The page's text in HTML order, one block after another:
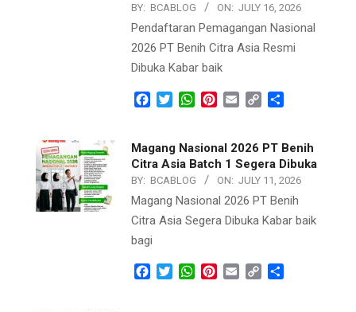
BY: BCABLOG ON: JULY 16, 2026
Pendaftaran Pemagangan Nasional
2026 PT Benih Citra Asia Resmi
Dibuka Kabar baik
Facebook
TwitterWhatsApp
Pinterest
Email Copy
Magang Nasional 2026 PT Benih
Citra Asia Batch 1 Segera Dibuka
BY: BCABLOG ON: JULY 11, 2026
Magang Nasional 2026 PT Benih
Citra Asia Segera Dibuka Kabar baik
bagi
Facebook
TwitterWhatsApp
Pinterest
Email Copy